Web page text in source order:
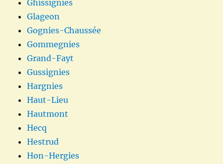
Ghissignies
Glageon
Gognies-Chaussée
Gommegnies
Grand-Fayt
Gussignies
Hargnies
Haut-Lieu
Hautmont
Hecq
Hestrud
Hon-Hergies